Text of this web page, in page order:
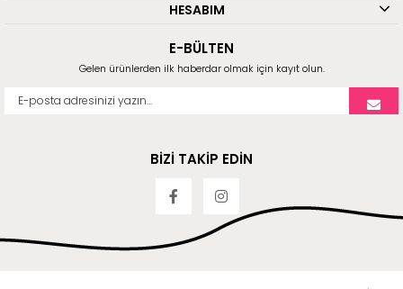
HESABIM
E-BÜLTEN
Gelen ürünlerden ilk haberdar olmak için kayıt olun.
BİZİ TAKİP EDİN